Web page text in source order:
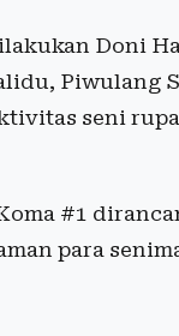
Doni
Piwulang
seni
#1
para